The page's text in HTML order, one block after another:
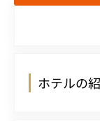
ホテルの